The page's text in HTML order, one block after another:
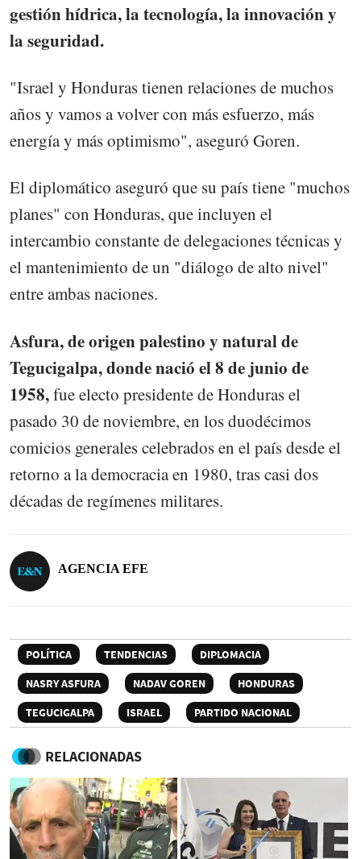
gestión hídrica, la tecnología, la innovación y
la seguridad.
"Israel y Honduras tienen relaciones de muchos
años y vamos a volver con más esfuerzo, más
energía y más optimismo", aseguró Goren.
El diplomático aseguró que su país tiene "muchos
planes" con Honduras, que incluyen el
intercambio constante de delegaciones técnicas y
el mantenimiento de un "diálogo de alto nivel"
entre ambas naciones.
Asfura, de origen palestino y natural de
Tegucigalpa, donde nació el 8 de junio de
1958,fue electo presidente de Honduras el
pasado 30 de noviembre, en los duodécimos
comicios generales celebrados en el país desde el
retorno a la democracia en 1980, tras casi dos
décadas de regímenes militares.
AGENCIA EFE
POLÍTICA TENDENCIAS
DIPLOMACIA
NASRY ASFURA
NADAV GOREN
HONDURAS
TEGUCIGALPA
ISRAEL PARTIDO NACIONAL
RELACIONADAS